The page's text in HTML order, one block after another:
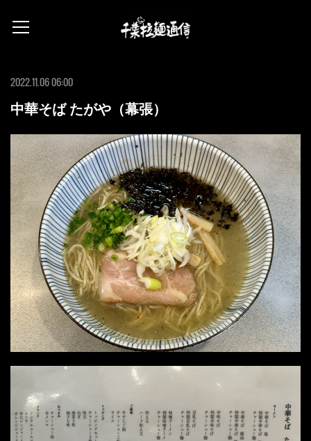
2022.11.06 06:00
中華そば たがや（幕張）